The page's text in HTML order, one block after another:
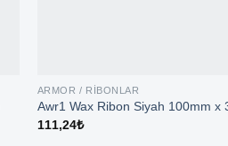
ARMOR / RIBONLAR
Awr1 Wax Ribon Siyah 100mm x
111,24₺